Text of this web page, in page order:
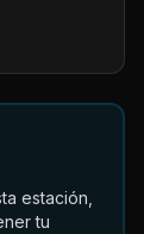
estación,
tu